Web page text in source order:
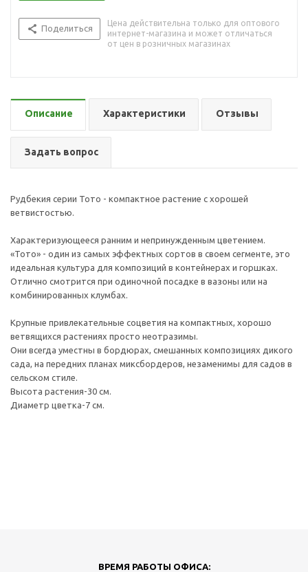
Поделиться
Цена действительна только для оптового
интернет-магазина и может отличаться
от цен в розничных магазинах
Описание Характеристики Отзывы
Задать вопрос
Рудбекия серии Тото - компактное растение с хорошей
ветвистостью.
Характеризующееся ранним и непринужденным цветением.
«Тото» - один из самых эффектных сортов в своем сегменте, это
идеальная культура для композиций в контейнерах и горшках.
Отлично смотрится при одиночной посадке в вазоны или на
комбинированных клумбах.
Крупные привлекательные соцветия на компактных, хорошо
ветвящихся растениях просто неотразимы.
Они всегда уместны в бордюрах, смешанных композициях дикого
сада, на передних планах миксбордеров, незаменимы для садов в
сельском стиле.
Высота растения-30 см.
Диаметр цветка-7 см.
ВРЕМЯ РАБОТЫ ОФИСА: